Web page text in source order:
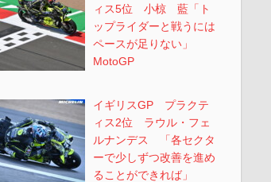
ィス5位 小椋 藍「ト
ップライダーと戦うには
ペースが足りない」
MotoGP
イギリスGP プラクテ
ィス2位 ラウル・フェ
ルナンデス 「各セクタ
ーで少しずつ改善を進め
ることができれば」